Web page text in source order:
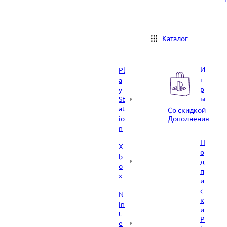
Каталог
Pl
a
y
St
at
io
n
X
b
o
x
N
in
t
e
И
г
р
ы
Со скидкой
Дополнения
П
о
д
п
и
с
к
и
P